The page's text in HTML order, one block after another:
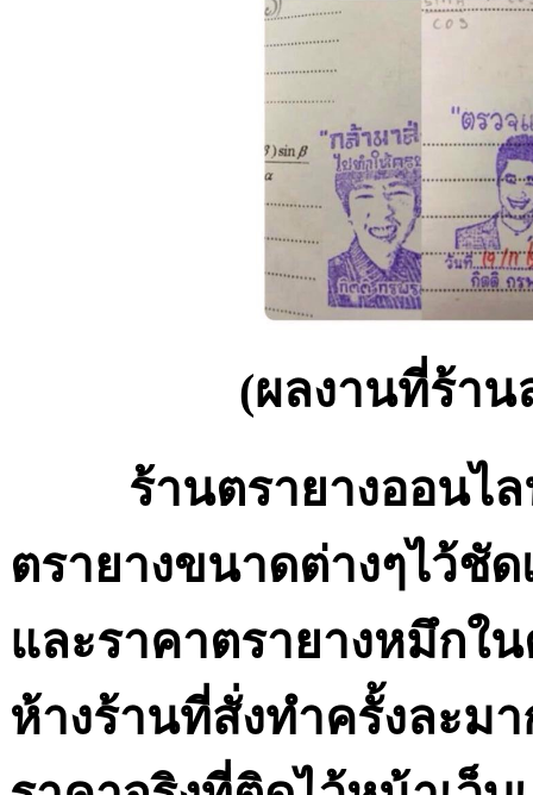
(ผลงานที่ร้าน
ร้านตรายางออนไลน์
ตรายางขนาดต่างๆไว้ชั
และราคาตรายางหมึกใ
ห้างร้านที่สั่งทำครั้งละม